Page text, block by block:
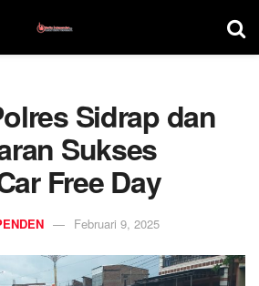
Sidrap dan
Sukses
Free Day
Februari 9, 2025